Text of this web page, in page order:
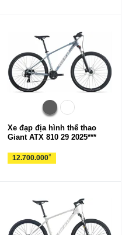
Xe đạp địa hình thể thao
Giant ATX 810 29 2025***
12.700.000₫